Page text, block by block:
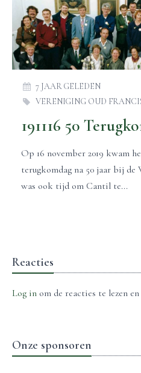
7 JAAR GELEDEN
VERENIGING OUD
Op 16 november 2019 kwam
terugkomdag na 50 jaar bij
was ook tijd om Cantil te...
Reacties
Log in om de reacties te lezen
Onze sponsoren